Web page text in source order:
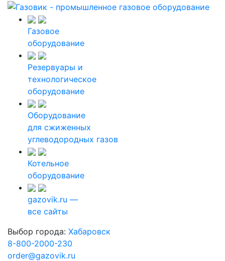
Газовое
оборудование
Резервуары и
технологическое
оборудование
Оборудование
для сжиженных
углеводородных газов
Котельное
оборудование
gazovik.ru —
все сайты
Выбор города: Хабаровск
8-800-2000-230
order@gazovik.ru